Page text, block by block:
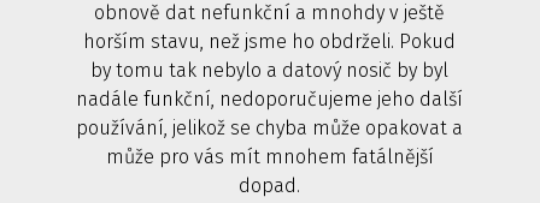
obnově dat nefunkční a mnohdy v ještě
horším stavu, než jsme ho obdrželi. Pokud
by tomu tak nebylo a datový nosič by byl
nadále funkční, nedoporučujeme jeho další
používání, jelikož se chyba může opakovat a
může pro vás mít mnohem fatálnější
dopad.